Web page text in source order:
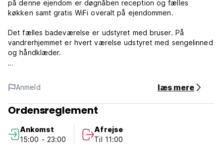
på denne ejendom er døgnåben reception og fælles
køkken samt gratis WiFi overalt på ejendommen.
Det fælles badeværelse er udstyret med bruser. På
vandrerhjemmet er hvert værelse udstyret med sengelinned
og håndklæder.
af Albufeira, det er tæt på alt, fra ting at gøre i løbet af
dagen til natteliv, du kan få det bedste fra begge verdener.
Ifølge uafhængige anmeldelser er dette vores gæsters
yndlingsdel af Albufeira. (Auto-translated from original
Anmeld læs mere
Ordensreglement
Ankomst
15:00 - 23:00
Afrejse
Til 11:00